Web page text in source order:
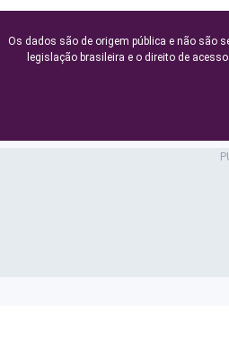
Os dados são de origem pública e não são
legislação brasileira e o direito de